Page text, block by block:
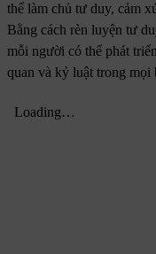
thể làm chủ tư duy, cảm
Bằng cách rèn luyện tư
mỗi người có thể phát
quan và kỷ luật trong mọi